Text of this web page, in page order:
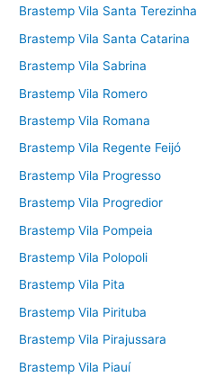
Brastemp Vila Santa Terezinha
Brastemp Vila Santa Catarina
Brastemp Vila Sabrina
Brastemp Vila Romero
Brastemp Vila Romana
Brastemp Vila Regente Feijó
Brastemp Vila Progresso
Brastemp Vila Progredior
Brastemp Vila Pompeia
Brastemp Vila Polopoli
Brastemp Vila Pita
Brastemp Vila Pirituba
Brastemp Vila Pirajussara
Brastemp Vila Piauí